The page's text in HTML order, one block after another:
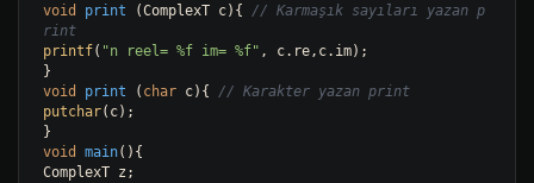
void
print (ComplexT c) { // Karmaşık sayıları yazan p
rint
printf( "n reel= %f im= %f" , c.re,c.im);
void
print ( char c) { // Karakter yazan print
putchar(c);
void
main() {
ComplexT z;